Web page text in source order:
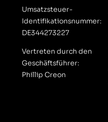
Umsatzsteuer-
Identifikationsnummer:
DE344273227
Vertreten durch den
Geschäftsführer:
Phillip Creon